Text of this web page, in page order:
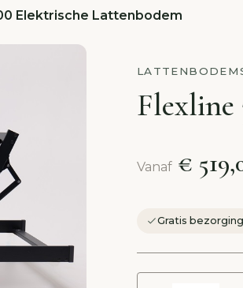
Elektrische Lattenbodem
Flexline
Vanaf €
Gratis bezorging